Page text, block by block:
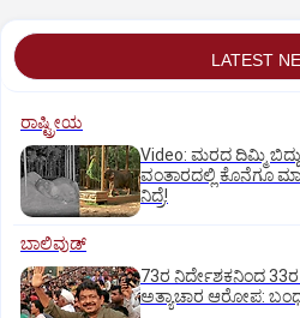
LATEST
ರಾಷ್ಟ್ರೀಯ
Video: ಮರದ ದಿಮ್ಮಿ ಬಿದ್ದು
ವಂತಾರದಲ್ಲಿ ಕೊನೆಗೂ
ನಿದ್ರೆ!
ಬಾಲಿವುಡ್‌
73ರ ನಿರ್ದೇಶಕನಿಂದ
ಅತ್ಯಾಚಾರ ಆರೋಪ: